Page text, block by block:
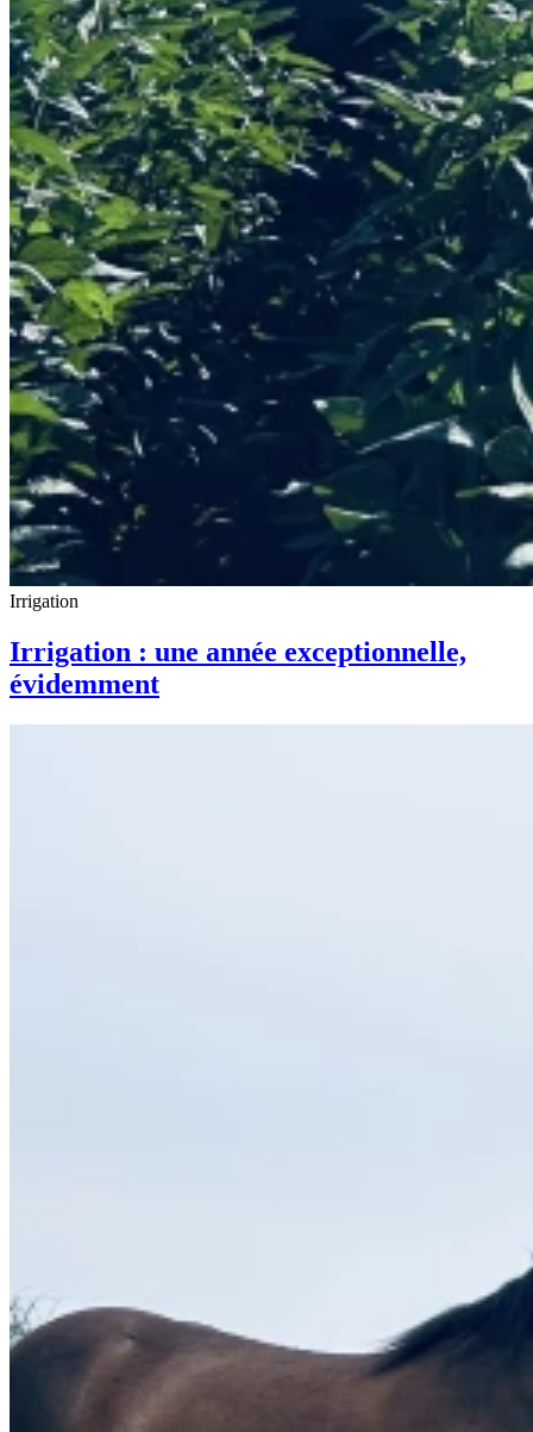
Irrigation
Irrigation : une année exceptionnelle,
évidemment